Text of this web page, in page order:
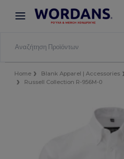
× Εφαρμογή Wordans
Καλύτερες τιμές στην εφαρμογή!
Home Blank Apparel | Accessories
Russell Collection R-956M-0